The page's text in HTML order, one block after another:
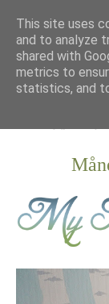
This site uses
and to analyze
shared with
metrics to
statistics, and